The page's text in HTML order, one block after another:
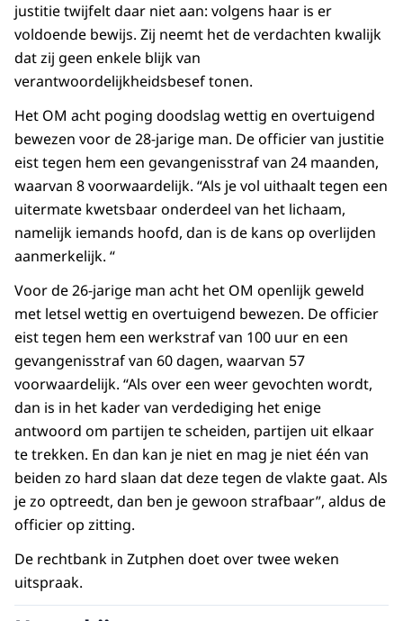
justitie twijfelt daar niet aan: volgens haar is er
voldoende bewijs. Zij neemt het de verdachten kwalijk
dat zij geen enkele blijk van
verantwoordelijkheidsbesef tonen.
Het OM acht poging doodslag wettig en overtuigend
bewezen voor de 28-jarige man. De officier van justitie
eist tegen hem een gevangenisstraf van 24 maanden,
waarvan 8 voorwaardelijk. “Als je vol uithaalt tegen een
uitermate kwetsbaar onderdeel van het lichaam,
namelijk iemands hoofd, dan is de kans op overlijden
aanmerkelijk. “
Voor de 26-jarige man acht het OM openlijk geweld
met letsel wettig en overtuigend bewezen. De officier
eist tegen hem een werkstraf van 100 uur en een
gevangenisstraf van 60 dagen, waarvan 57
voorwaardelijk. “Als over een weer gevochten wordt,
dan is in het kader van verdediging het enige
antwoord om partijen te scheiden, partijen uit elkaar
te trekken. En dan kan je niet en mag je niet één van
beiden zo hard slaan dat deze tegen de vlakte gaat. Als
je zo optreedt, dan ben je gewoon strafbaar”, aldus de
officier op zitting.
De rechtbank in Zutphen doet over twee weken
uitspraak.